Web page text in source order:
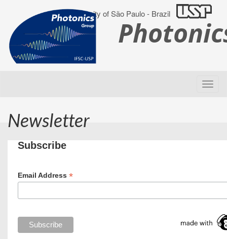
University of São Paulo - Brazil
Newsletter
Subscribe
Email Address *